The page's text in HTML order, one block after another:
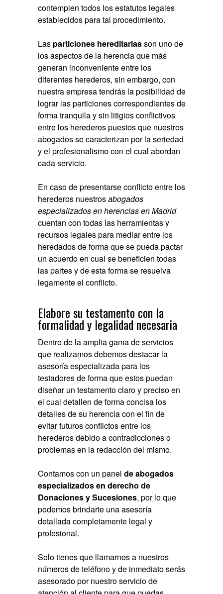
contemplen todos los estatutos legales
establecidos para tal procedimiento.
Las particiones hereditariasson uno de
los aspectos de la herencia que más
generan inconveniente entre los
diferentes herederos, sin embargo, con
nuestra empresa tendrás la posibilidad de
lograr las particiones correspondientes de
forma tranquila y sin litigios conflictivos
entre los herederos puestos que nuestros
abogados se caracterizan por la seriedad
y el profesionalismo con el cual abordan
cada servicio.
En caso de presentarse conflicto entre los
herederos nuestrosabogados
especializados en herencias en Madrid
cuentan con todas las herramientas y
recursos legales para mediar entre los
heredados de forma que se pueda pactar
un acuerdo en cual se beneficien todas
las partes y de esta forma se resuelva
legamente el conflicto.
Elabore su testamento con la
formalidad y legalidad necesaria
Dentro de la amplia gama de servicios
que realizamos debemos destacar la
asesoría especializada para los
testadores de forma que estos puedan
diseñar un testamento claro y preciso en
el cual detallen de forma concisa los
detalles de su herencia con el fin de
evitar futuros conflictos entre los
herederos debido a contradicciones o
problemas en la redacción del mismo.
Contamos con un panelde abogados
especializados en derecho de
Donaciones y Sucesiones, por lo que
podemos brindarte una asesoría
detallada completamente legal y
profesional.
Solo tienes que llamarnos a nuestros
números de teléfono y de inmediato serás
asesorado por nuestro servicio de